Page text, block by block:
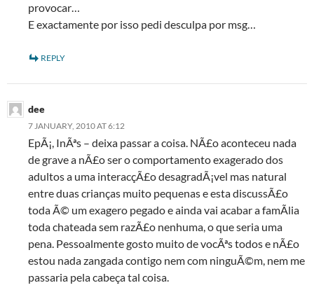
provocar…
E exactamente por isso pedi desculpa por msg…
REPLY
dee
7 JANUARY, 2010 AT 6:12
EpÃ¡, InÃªs – deixa passar a coisa. NÃ£o aconteceu nada
de grave a nÃ£o ser o comportamento exagerado dos
adultos a uma interacçÃ£o desagradÃ¡vel mas natural
entre duas crianças muito pequenas e esta discussÃ£o
toda Ã© um exagero pegado e ainda vai acabar a famÃ­lia
toda chateada sem razÃ£o nenhuma, o que seria uma
pena. Pessoalmente gosto muito de vocÃªs todos e nÃ£o
estou nada zangada contigo nem com ninguÃ©m, nem me
passaria pela cabeça tal coisa.